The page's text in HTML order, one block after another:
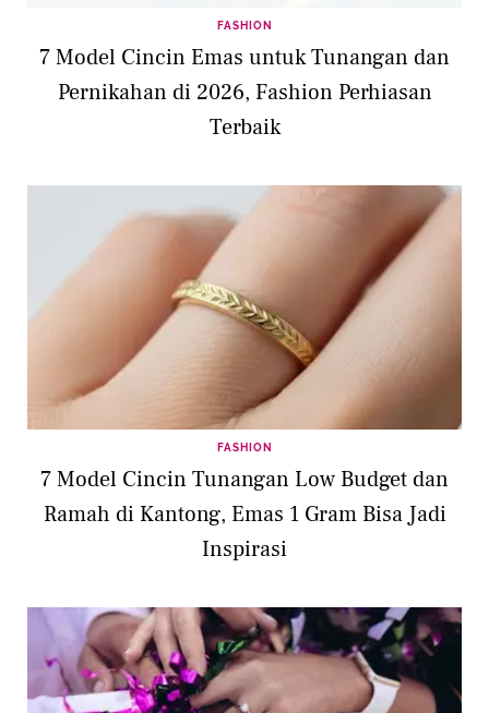
FASHION
7 Model Cincin Emas untuk Tunangan dan
Pernikahan di 2026, Fashion Perhiasan
Terbaik
FASHION
7 Model Cincin Tunangan Low Budget dan
Ramah di Kantong, Emas 1 Gram Bisa Jadi
Inspirasi